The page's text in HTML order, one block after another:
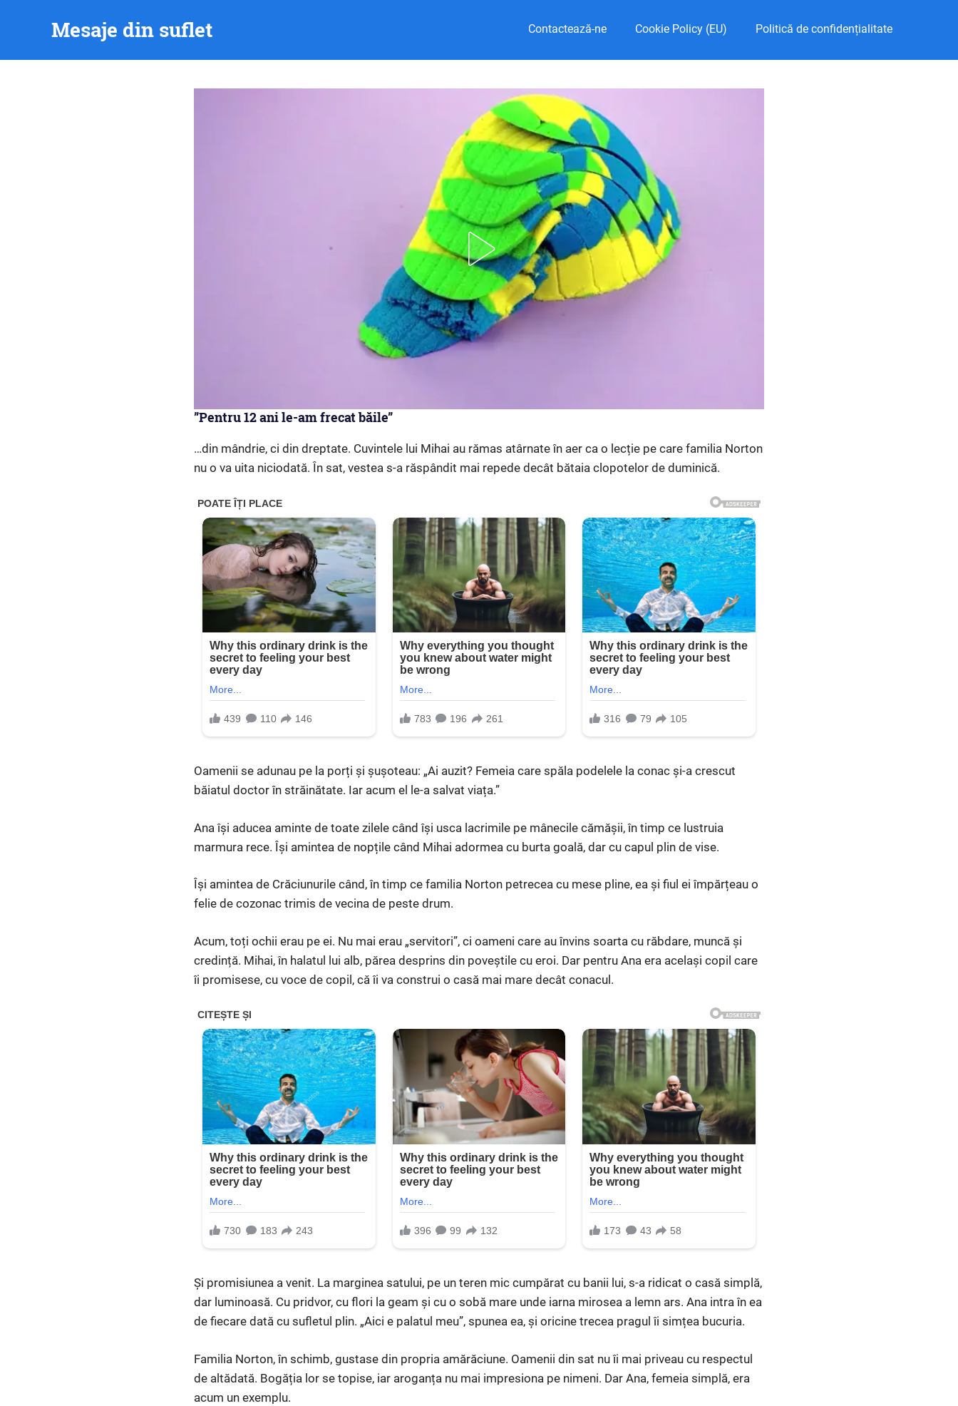
Mesaje din suflet Contactează-ne Cookie Policy (EU) Politică de confidențialitate
”Pentru 12 ani le-am frecat băile”
…din mândrie, ci din dreptate. Cuvintele lui Mihai au rămas atârnate în aer ca o lecție pe care familia Norton
nu o va uita niciodată. În sat, vestea s-a răspândit mai repede decât bătaia clopotelor de duminică.
Oamenii se adunau pe la porți și șușoteau: „Ai auzit? Femeia care spăla podelele la conac și-a crescut
băiatul doctor în străinătate. Iar acum el le-a salvat viața.”
Ana își aducea aminte de toate zilele când își usca lacrimile pe mânecile cămășii, în timp ce lustruia
marmura rece. Își amintea de nopțile când Mihai adormea cu burta goală, dar cu capul plin de vise.
Își amintea de Crăciunurile când, în timp ce familia Norton petrecea cu mese pline, ea și fiul ei împărțeau o
felie de cozonac trimis de vecina de peste drum.
Acum, toți ochii erau pe ei. Nu mai erau „servitori”, ci oameni care au învins soarta cu răbdare, muncă și
credință. Mihai, în halatul lui alb, părea desprins din poveștile cu eroi. Dar pentru Ana era același copil care
îi promisese, cu voce de copil, că îi va construi o casă mai mare decât conacul.
Și promisiunea a venit. La marginea satului, pe un teren mic cumpărat cu banii lui, s-a ridicat o casă simplă,
dar luminoasă. Cu pridvor, cu flori la geam și cu o sobă mare unde iarna mirosea a lemn ars. Ana intra în ea
de fiecare dată cu sufletul plin. „Aici e palatul meu”, spunea ea, și oricine trecea pragul îi simțea bucuria.
Familia Norton, în schimb, gustase din propria amărăciune. Oamenii din sat nu îi mai priveau cu respectul
de altădată. Bogăția lor se topise, iar aroganța nu mai impresiona pe nimeni. Dar Ana, femeia simplă, era
acum un exemplu.